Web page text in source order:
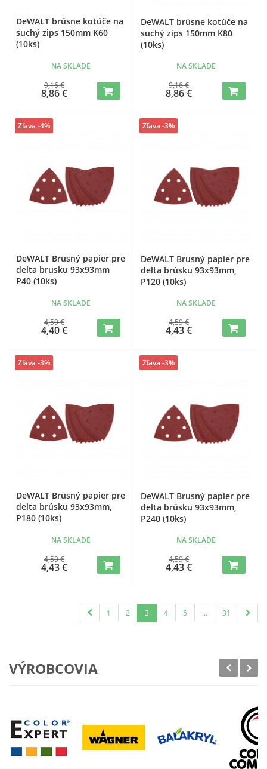
DeWALT brúsne kotúče na
suchý zips 150mm K60
(10ks)
NA SKLADE
9,16 €
8,86 €
DeWALT brúsne kotúče na
suchý zips 150mm K80
(10ks)
NA SKLADE
9,16 €
8,86 €
DeWALT Brusný papier pre
delta brusku 93x93mm
P40 (10ks)
NA SKLADE
4,59 €
4,40 €
Zľava -4%
DeWALT Brusný papier pre
delta brúsku 93x93mm,
P120 (10ks)
NA SKLADE
4,59 €
4,43 €
Zľava -3%
DeWALT Brusný papier pre
delta brúsku 93x93mm,
P180 (10ks)
NA SKLADE
4,59 €
4,43 €
Zľava -3%
DeWALT Brusný papier pre
delta brúsku 93x93mm,
P240 (10ks)
NA SKLADE
4,59 €
4,43 €
Zľava -3%
1 2 3 4 5 ... 31
VÝROBCOVIA